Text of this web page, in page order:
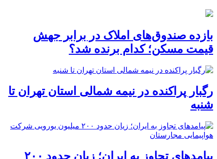
بازده صندوق‌های املاک در برابر جهش
قیمت مسکن؛ کدام برنده شد؟
رگبار پراکنده در نیمه شمالی استان تهران تا
شنبه
پیامدهای تجاوز به ایران؛ زیان حدود ۲۰۰